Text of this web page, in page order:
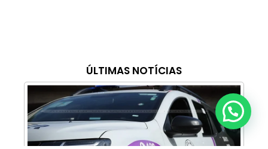
ÚLTIMAS NOTÍCIAS
Anunciar ou recomendar matéria